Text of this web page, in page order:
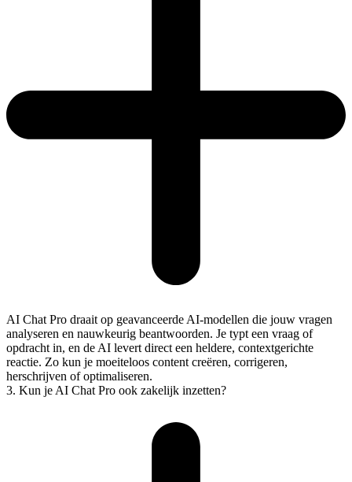
AI Chat Pro draait op geavanceerde AI-modellen die jouw vragen
analyseren en nauwkeurig beantwoorden. Je typt een vraag of
opdracht in, en de AI levert direct een heldere, contextgerichte
reactie. Zo kun je moeiteloos content creëren, corrigeren,
herschrijven of optimaliseren.
3. Kun je AI Chat Pro ook zakelijk inzetten?